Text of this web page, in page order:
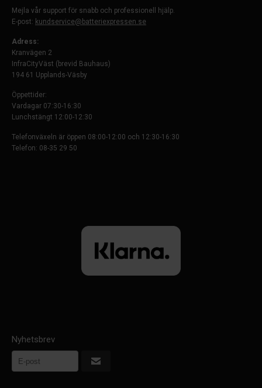
Mejla vår support för snabb och professionell hjälp.
E-post: kundservice@batteriexpressen.se
Adress:
Kranvägen 2
InfraCityVäst (brevid Bauhaus)
194 61 Upplands-Väsby
Öppettider:
Vardagar 07:30-16:30
Lunchstängt 12:00-12:30
Telefonväxeln är öppen 08:00-12:00 och 12:30-16:30
Telefon: 08-35 29 50
Nyhetsbrev